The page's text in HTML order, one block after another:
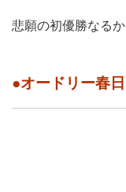
悲願の初優勝なるか
●オードリー春